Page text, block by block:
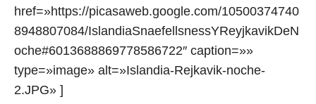
href=»https://picasaweb.google.com/10500374740
8948807084/IslandiaSnaefellsnessYReyjkavikDeN
oche#6013688869778586722″ caption=»»
type=»image» alt=»Islandia-Rejkavik-noche-
2.JPG» ]